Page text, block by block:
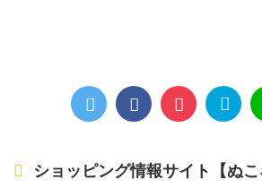
ショッピング情報サイト【ぬこ